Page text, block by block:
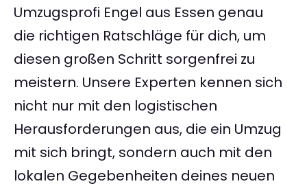
Umzugsprofi Engel aus Essen genau
die richtigen Ratschläge für dich, um
diesen großen Schritt sorgenfrei zu
meistern. Unsere Experten kennen sich
nicht nur mit den logistischen
Herausforderungen aus, die ein Umzug
mit sich bringt, sondern auch mit den
lokalen Gegebenheiten deines neuen